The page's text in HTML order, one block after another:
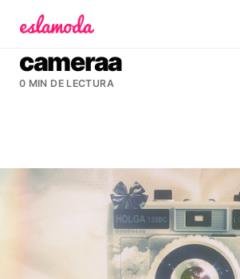
cameraa
0 MIN DE LECTURA